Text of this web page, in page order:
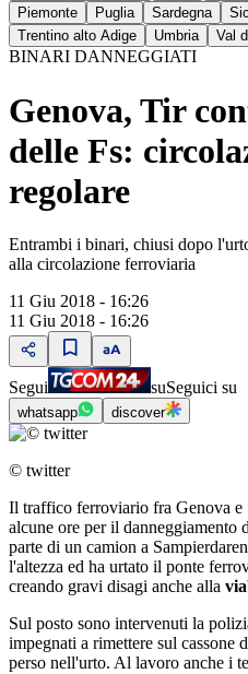
Piemonte
Puglia Sardegna
Trentino alto Adige
Umbria Val
BINARI DANNEGGIATI
Genova, Tir
delle Fs:
regolare
Entrambi i binari, chiusi dopo
alla circolazione ferroviaria
11 Giu 2018 - 16:26
11 Giu 2018 - 16:26
Segui suSeguici su
whatsapp discover
© twitter
Il traffico ferroviario fra Genova e
alcune ore per il danneggiamento
parte di un camion a
l'altezza ed ha urtato il ponte
creando gravi disagi anche alla
Sul posto sono intervenuti la
impegnati a rimettere sul cassone
perso nell'urto. Al lavoro anche i